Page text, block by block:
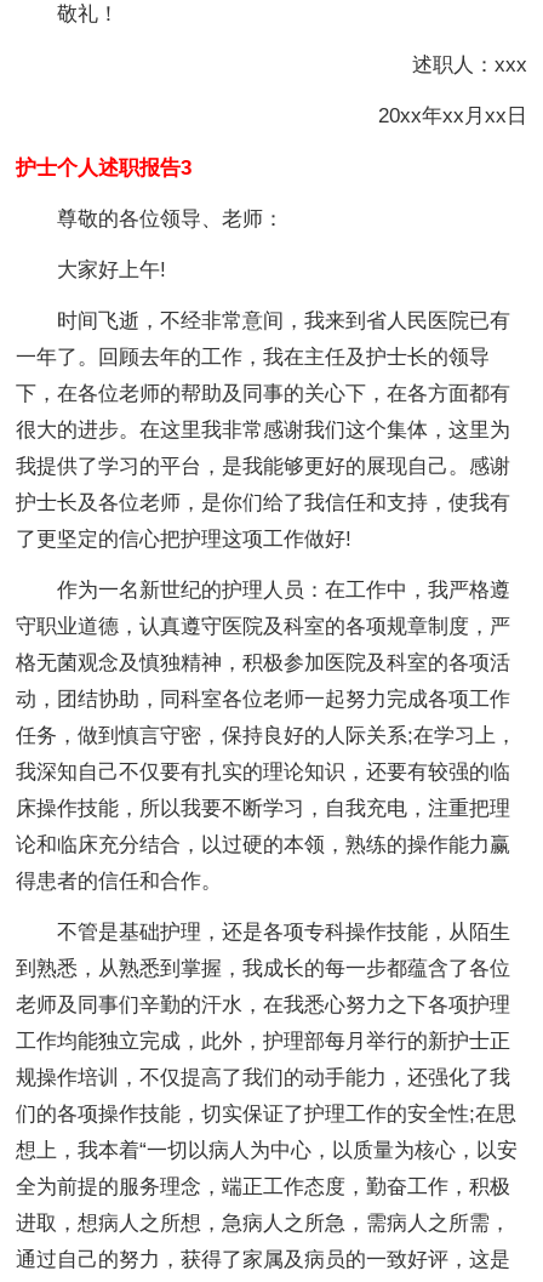
敬礼！
述职人：xxx
20xx年xx月xx日
护士个人述职报告3
尊敬的各位领导、老师：
大家好上午!
时间飞逝，不经非常意间，我来到省人民医院已有
一年了。回顾去年的工作，我在主任及护士长的领导
下，在各位老师的帮助及同事的关心下，在各方面都有
很大的进步。在这里我非常感谢我们这个集体，这里为
我提供了学习的平台，是我能够更好的展现自己。感谢
护士长及各位老师，是你们给了我信任和支持，使我有
了更坚定的信心把护理这项工作做好!
作为一名新世纪的护理人员：在工作中，我严格遵
守职业道德，认真遵守医院及科室的各项规章制度，严
格无菌观念及慎独精神，积极参加医院及科室的各项活
动，团结协助，同科室各位老师一起努力完成各项工作
任务，做到慎言守密，保持良好的人际关系;在学习上，
我深知自己不仅要有扎实的理论知识，还要有较强的临
床操作技能，所以我要不断学习，自我充电，注重把理
论和临床充分结合，以过硬的本领，熟练的操作能力赢
得患者的信任和合作。
不管是基础护理，还是各项专科操作技能，从陌生
到熟悉，从熟悉到掌握，我成长的每一步都蕴含了各位
老师及同事们辛勤的汗水，在我悉心努力之下各项护理
工作均能独立完成，此外，护理部每月举行的新护士正
规操作培训，不仅提高了我们的动手能力，还强化了我
们的各项操作技能，切实保证了护理工作的安全性;在思
想上，我本着“一切以病人为中心，以质量为核心，以安
全为前提的服务理念，端正工作态度，勤奋工作，积极
进取，想病人之所想，急病人之所急，需病人之所需，
通过自己的努力，获得了家属及病员的一致好评，这是